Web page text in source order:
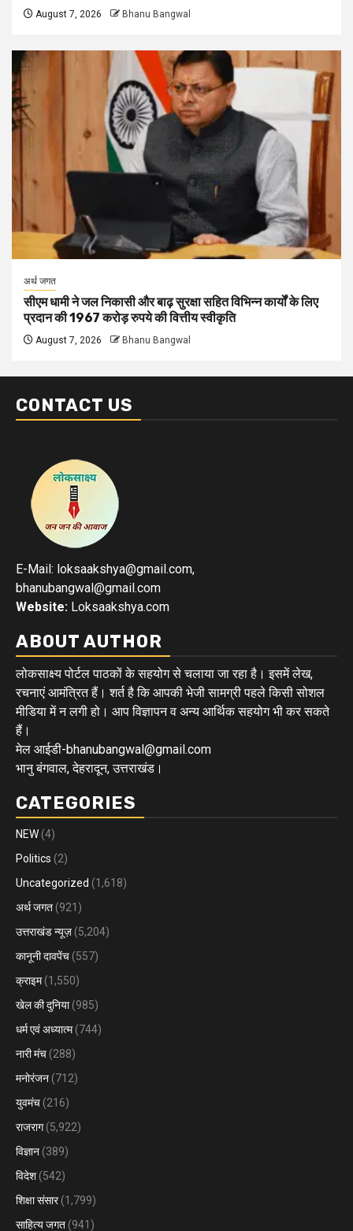
August 7, 2026 Bhanu Bangwal
अर्थ जगत
सीएम धामी ने जल निकासी और बाढ़ सुरक्षा सहित विभिन्न कार्यों के लिए
प्रदान की 1967 करोड़ रुपये की वित्तीय स्वीकृति
August 7, 2026 Bhanu Bangwal
CONTACT US
E-Mail: loksaakshya@gmail.com,
bhanubangwal@gmail.com
Website: Loksaakshya.com
ABOUT AUTHOR
लोकसाक्ष्य पोर्टल पाठकों के सहयोग से चलाया जा रहा है। इसमें लेख,
रचनाएं आमंत्रित हैं। शर्त है कि आपकी भेजी सामग्री पहले किसी सोशल
मीडिया में न लगी हो। आप विज्ञापन व अन्य आर्थिक सहयोग भी कर सकते
हैं।
मेल आईडी-bhanubangwal@gmail.com
भानु बंगवाल, देहरादून, उत्तराखंड।
CATEGORIES
NEW (4)
Politics (2)
Uncategorized (1,618)
अर्थ जगत (921)
उत्तराखंड न्यूज़ (5,204)
कानूनी दावपेंच (557)
क्राइम(1,550)
खेल की दुनिया(985)
धर्म एवं अध्यात्म(744)
नारी मंच (288)
मनोरंजन (712)
युवमंच (216)
राजराग(5,922)
विज्ञान (389)
विदेश (542)
शिक्षा संसार(1,799)
साहित्य जगत (941)